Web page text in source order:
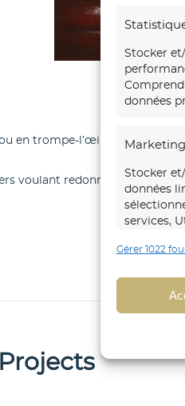
Stocker
données
Marketing
Stocker
données
services,
Mettre
d’autres
Gérer 1022
en trompe-l’œil dans une
voulant redonner le charme